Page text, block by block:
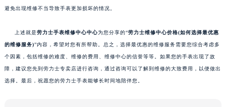
避免出现维修不当导致手表更加损坏的情况。
上述就是劳力士手表维修中心中心为您分享的“劳力士维修中心价格(如何选择最优惠
的维修服务)”内容，希望对您有所帮助。总之，选择最优惠的维修服务需要您综合考虑多
个因素，包括维修的难度、维修的费用、维修中心的信誉等等。如果您的手表出现了故
障，建议您先到劳力士专卖店进行咨询，通过咨询可以了解到维修的大致费用，以便做出
选择。最后，祝愿您的劳力士手表能够长时间地陪伴您。